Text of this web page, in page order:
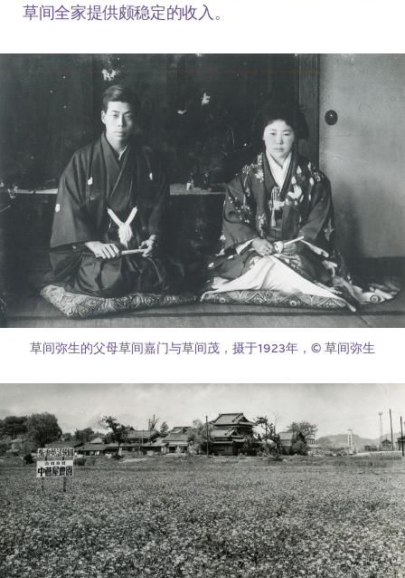
草间全家提供颇稳定的收入。
草间弥生的父母草间嘉门与草间茂，摄于1923年，© 草间弥生